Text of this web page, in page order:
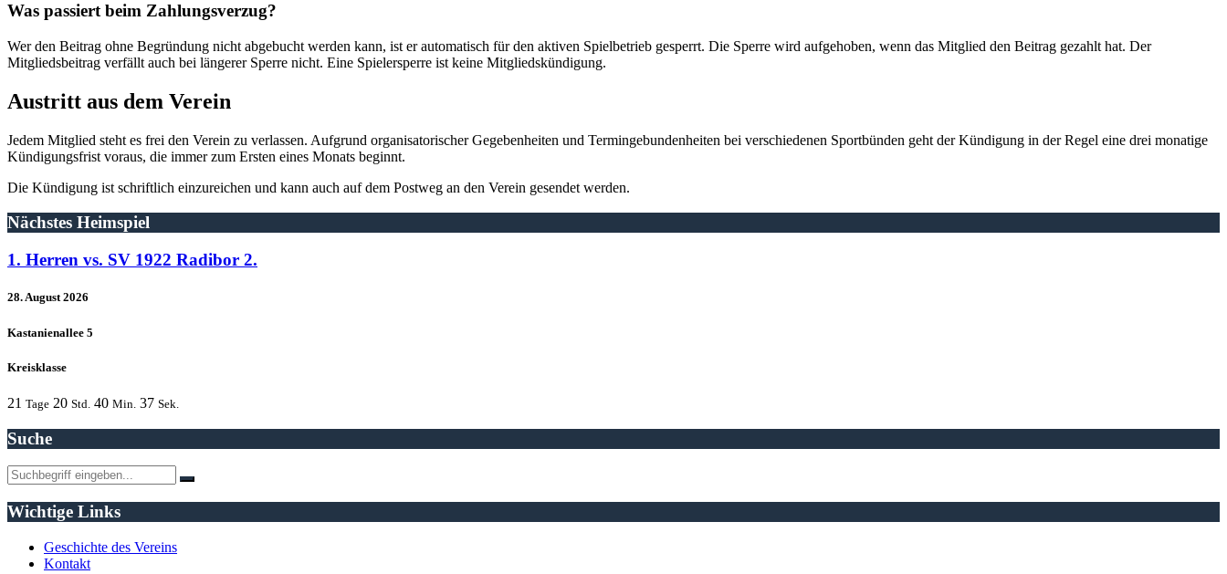
Was passiert beim Zahlungsverzug?
Wer den Beitrag ohne Begründung nicht abgebucht werden kann, ist er automatisch für den aktiven Spielbetrieb gesperrt. Die Sperre wird aufgehoben, wenn das Mitglied den Beitrag gezahlt hat. Der
Mitgliedsbeitrag verfällt auch bei längerer Sperre nicht. Eine Spielersperre ist keine Mitgliedskündigung.
Austritt aus dem Verein
Jedem Mitglied steht es frei den Verein zu verlassen. Aufgrund organisatorischer Gegebenheiten und Termingebundenheiten bei verschiedenen Sportbünden geht der Kündigung in der Regel eine drei monatige
Kündigungsfrist voraus, die immer zum Ersten eines Monats beginnt.
Die Kündigung ist schriftlich einzureichen und kann auch auf dem Postweg an den Verein gesendet werden.
Nächstes Heimspiel
1. Herren vs. SV 1922 Radibor 2.
28. August 2026
Kastanienallee 5
Kreisklasse
21 Tage 20 Std. 40 Min. 37 Sek.
Suche
Wichtige Links
Geschichte des Vereins
Kontakt